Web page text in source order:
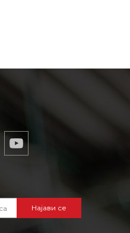
Најави се